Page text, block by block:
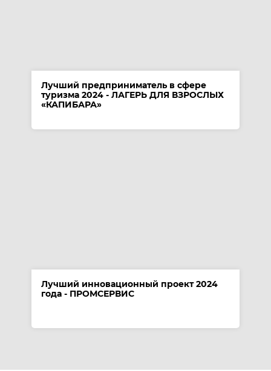
Лучший предприниматель в сфере
туризма 2024 - ЛАГЕРЬ ДЛЯ ВЗРОСЛЫХ
«КАПИБАРА»
Лучший инновационный проект 2024
года - ПРОМСЕРВИС